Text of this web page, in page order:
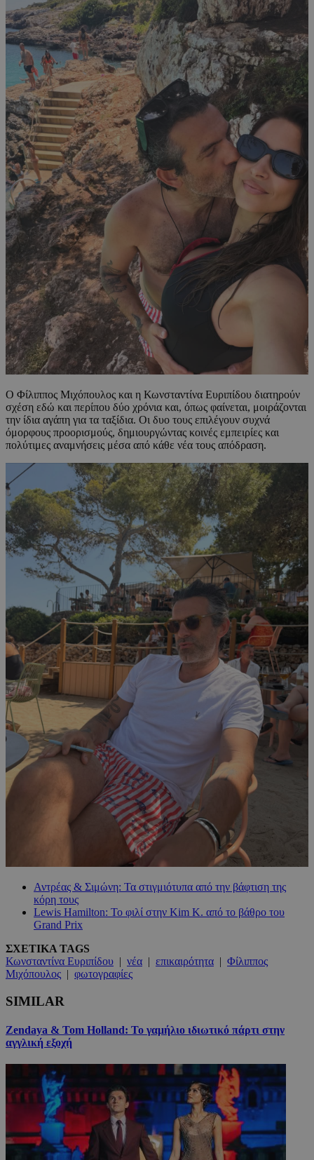
Ο Φίλιππος Μιχόπουλος και η Κωνσταντίνα Ευριπίδου διατηρούν
σχέση εδώ και περίπου δύο χρόνια και, όπως φαίνεται, μοιράζονται
την ίδια αγάπη για τα ταξίδια. Οι δυο τους επιλέγουν συχνά
όμορφους προορισμούς, δημιουργώντας κοινές εμπειρίες και
πολύτιμες αναμνήσεις μέσα από κάθε νέα τους απόδραση.
Αντρέας & Σιμώνη: Τα στιγμιότυπα από την βάφτιση της
κόρη τους
Lewis Hamilton: Το φιλί στην Kim K. από το βάθρο του
Grand Prix
ΣΧΕΤΙΚΑ TAGS
Κωνσταντίνα Ευριπίδου | νέα | επικαιρότητα | Φίλιππος
Μιχόπουλος | φωτογραφίες
SIMILAR
Zendaya & Tom Holland: Το γαμήλιο ιδιωτικό πάρτι στην
αγγλική εξοχή